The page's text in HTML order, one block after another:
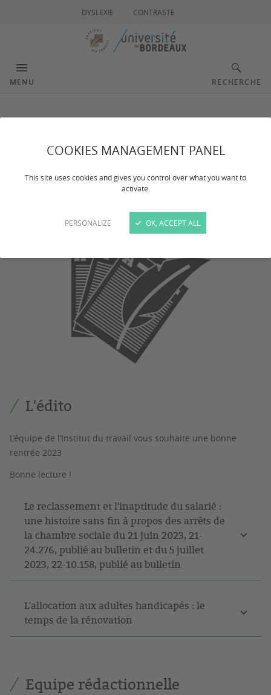
COOKIES MANAGEMENT PANEL
This site uses cookies and gives you control over what you want to
activate.
PERSONALIZE OK, ACCEPT ALL
DYSLEXIE CONTRASTE
MENU RECHERCHE
Septembre 2023
L'édito
L’équipe de l’Institut du travail vous souhaite une bonne
rentrée 2023
Bonne lecture !
Le reclassement et l'inaptitude du salarié :
une histoire sans fin à propos des arrêts de
la chambre sociale du 21 juin 2023, 21-
24.276, publié au bulletin et du 5 juillet
2023, 22-10.158, publié au bulletin
L'allocation aux adultes handicapés : le
temps de la rénovation
Equipe rédactionnelle